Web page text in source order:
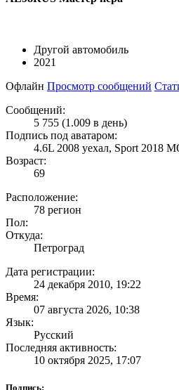
Другой автомобиль
2021
Офлайн Просмотр сообщений
Сообщений:
5 755 (1.009 в день)
Подпись под аватаром:
4.6L 2008 уехал, Sport 2018
Возраст:
69
Расположение:
78 регион
Пол:
Откуда:
Петроград
Дата регистрации:
24 декабря 2010, 19:22
Время:
07 августа 2026, 10:38
Язык:
Русский
Последняя активность:
10 октября 2025, 17:07
Подпись: